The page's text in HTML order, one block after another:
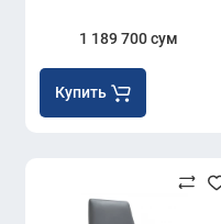
1 189 700 сум
Купить